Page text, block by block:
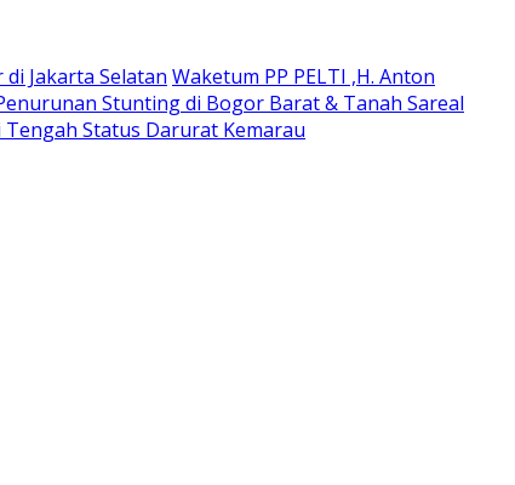
Jakarta Selatan Waketum PP PELTI ,H. Anton
Stunting di Bogor Barat & Tanah Sareal
Tengah Status Darurat Kemarau